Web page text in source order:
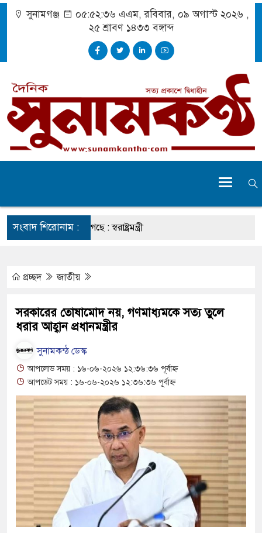
সুনামগঞ্জ ০৫:৫২:৩৬ এএম, রবিবার, ০৯ অগাস্ট ২০২৬ ,
২৫ শ্রাবণ ১৪৩৩ বঙ্গাব্দ
সংবাদ শিরোনাম :
চেহারা কি দেখা গেছে : স্বরাষ্ট্রমন্ত্রী
ভবনে পাঠদান
লোডশেডিং, ক্ষুব্ধ গ্রাহক
আহতদের চিকিৎসা নিশ্চিতের নির্দেশ
দিবস পালিত
যেন ময়লার ভাগাড়
অব্যাহত : অস্তিত্ব সংকটে বাউসা-কেশবপুর গ্রাম
নিয়ে চলাচল
অনিশ্চয়তায় হাওরের শত শত শিক্ষার্থীর
প্রচ্ছদ জাতীয়
সরকারের তোষামোদ নয়, গণমাধ্যমকে সত্য তুলে
ধরার আহ্বান প্রধানমন্ত্রীর
সুনামকন্ঠ ডেস্ক
আপলোড সময় : ১৬-০৬-২০২৬ ১২:৩৬:৩৬ পূর্বাহ্ন
আপডেট সময় : ১৬-০৬-২০২৬ ১২:৩৬:৩৬ পূর্বাহ্ন